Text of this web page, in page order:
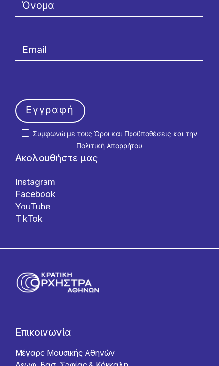
Ακολουθήστε μας
Instagram
Facebook
YouTube
TikTok
Συμφωνώ με τουςΌροι και Προϋποθέσεις και την
Πολιτική Απορρήτου
Εγγραφή
Επικοινωνία
Μέγαρο Μουσικής Αθηνών